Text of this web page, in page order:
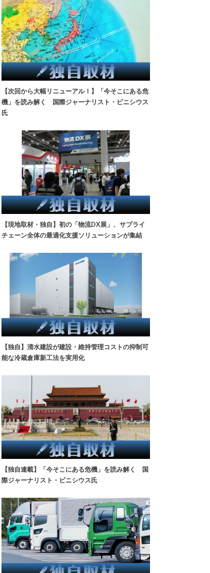
【次回から大幅リニューアル！】「今そこにある危
機」を読み解く 国際ジャーナリスト・ビニシウス
氏
【現地取材・独自】初の「物流DX展」、サプライ
チェーン全体の最適化支援ソリューションが集結
【独自】清水建設が建設・維持管理コストの抑制可
能な冷蔵倉庫新工法を実用化
【独自連載】「今そこにある危機」を読み解く 国
際ジャーナリスト・ビニシウス氏